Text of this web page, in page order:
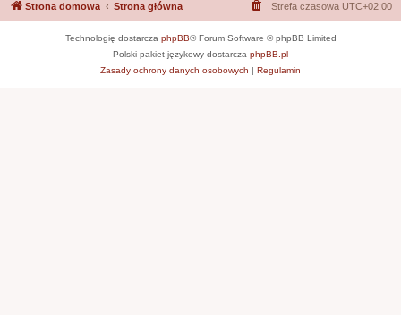
Strona domowa Strona główna Strefa czasowa UTC+02:00
Technologię dostarcza phpBB® Forum Software © phpBB Limited
Polski pakiet językowy dostarcza phpBB.pl
Zasady ochrony danych osobowych | Regulamin